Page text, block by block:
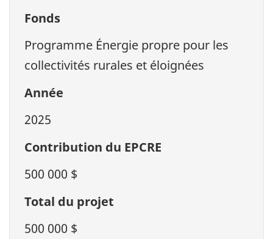
Fonds
Programme Énergie propre pour les
collectivités rurales et éloignées
Année
2025
Contribution du EPCRE
500 000 $
Total du projet
500 000 $